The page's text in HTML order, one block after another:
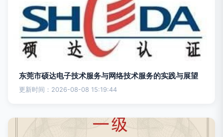
东莞市硕达电子技术服务与网络技术服务的实践与展望
更新时间：2026-08-08 15:19:44